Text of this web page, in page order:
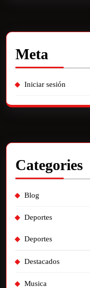
Meta
Iniciar sesión
Categories
Blog
Deportes
Deportes
Destacados
Musica